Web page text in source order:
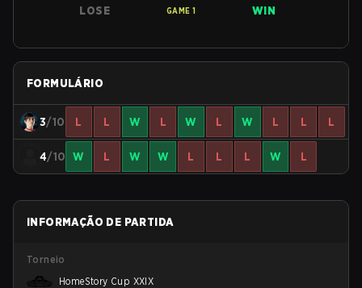
LOSE GAME 1 WIN
FORMULÁRIO
3/10 L L W L W L W L L L
4/10 W L W W L L L W L
INFORMAÇÃO DE PARTIDA
Torneio
HomeStory Cup XXIX